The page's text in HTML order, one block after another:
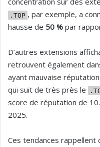
.TOP , par exemple, a
hausse de 50 % par
D’autres extensions
retrouvent également
ayant mauvaise
qui suit de très près le
score de réputation de
2025.
Ces tendances rappellent